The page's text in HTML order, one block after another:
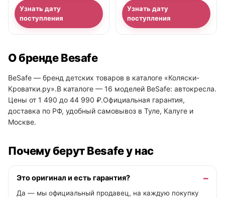
Узнать дату
поступления
Узнать дату
поступления
О бренде Besafe
BeSafe — бренд детских товаров в каталоге «Коляски-
Кроватки.ру».В каталоге — 16 моделей BeSafe: автокресла.
Цены от 1 490 до 44 990 ₽.Официальная гарантия,
доставка по РФ, удобный самовывоз в Туле, Калуге и
Москве.
Почему берут Besafe у нас
Это оригинал и есть гарантия?
Да — мы официальный продавец, на каждую покупку